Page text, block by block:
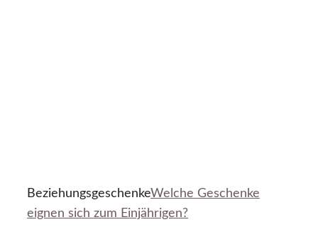
BeziehungsgeschenkeWelche Geschenke
eignen sich zum Einjährigen?